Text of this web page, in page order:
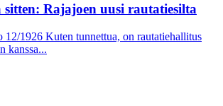
sitten: Rajajoen uusi rautatiesilta
12/1926 Kuten tunnettua, on rautatiehallitus
kanssa...